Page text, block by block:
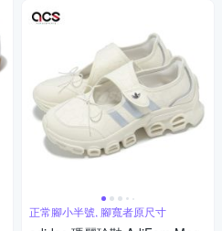
正常腳小半號, 腳寬者原尺寸